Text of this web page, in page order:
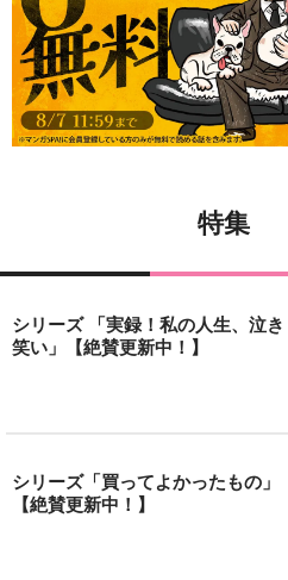
特集
シリーズ 「実録！私の人生、泣き
笑い」【絶賛更新中！】
シリーズ「買ってよかったもの」
【絶賛更新中！】